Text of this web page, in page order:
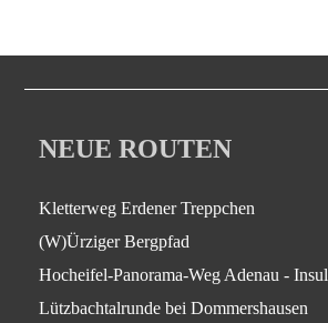
NEUE ROUTEN
Kletterweg Erdener Treppchen
(W)Ürziger Bergpfad
Hocheifel-Panorama-Weg Adenau - Insul
Lützbachtalrunde bei Dommershausen